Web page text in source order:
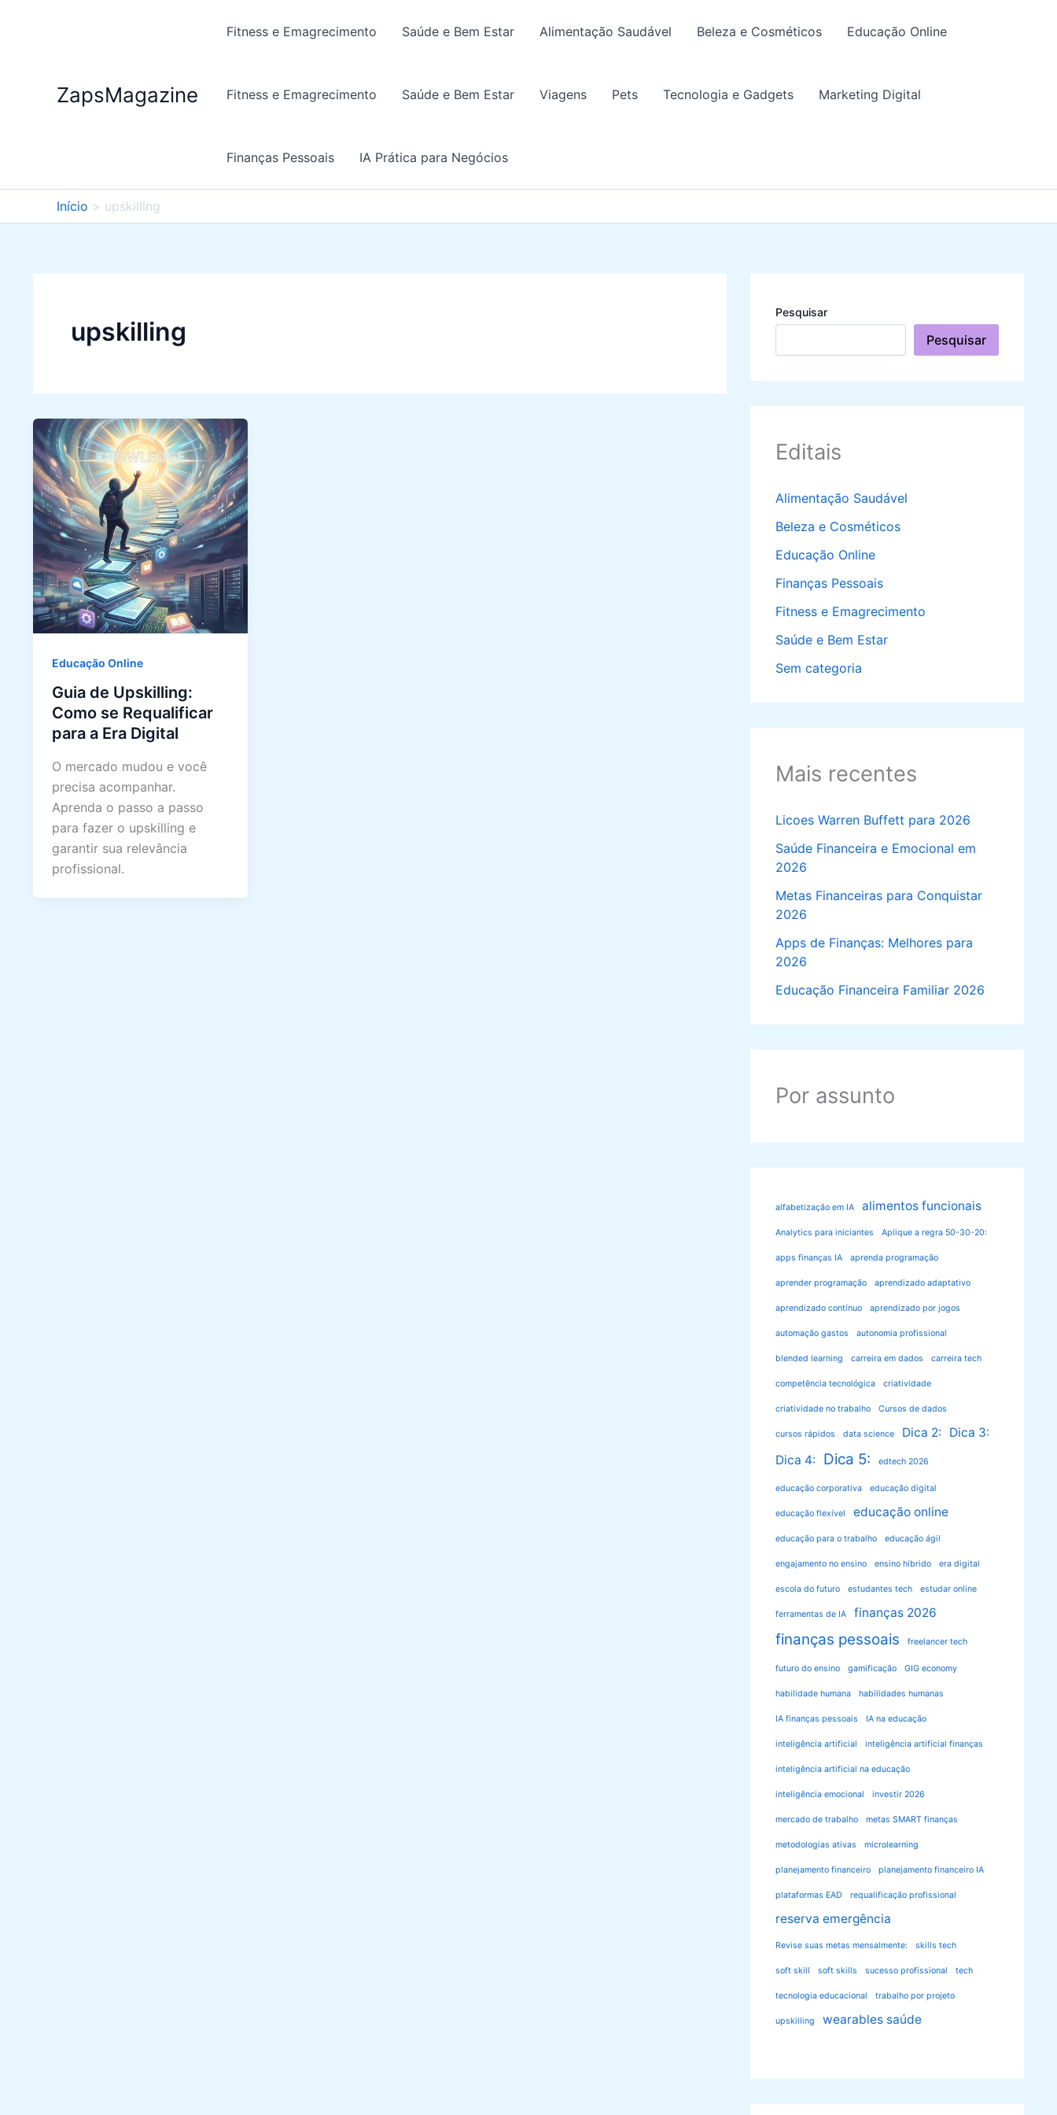
ZapsMagazine
Fitness e Emagrecimento Saúde e Bem Estar Alimentação Saudável Beleza e Cosméticos Educação Online
Fitness e Emagrecimento Saúde e Bem Estar Viagens Pets Tecnologia e Gadgets Marketing Digital
Finanças Pessoais IA Prática para Negócios
Início upskilling
upskilling
Educação Online
Guia de Upskilling:
Como se Requalificar
para a Era Digital
O mercado mudou e você
precisa acompanhar.
Aprenda o passo a passo
para fazer o upskilling e
garantir sua relevância
profissional.
Pesquisar
Pesquisar
Editais
Alimentação Saudável
Beleza e Cosméticos
Educação Online
Finanças Pessoais
Fitness e Emagrecimento
Saúde e Bem Estar
Sem categoria
Mais recentes
Licoes Warren Buffett para 2026
Saúde Financeira e Emocional em
2026
Metas Financeiras para Conquistar
2026
Apps de Finanças: Melhores para
2026
Educação Financeira Familiar 2026
Por assunto
alfabetização em IA alimentos funcionais
Analytics para iniciantes Aplique a regra 50-30-20:
apps finanças IA aprenda programação
aprender programação aprendizado adaptativo
aprendizado contínuo aprendizado por jogos
automação gastos autonomia profissional
blended learning carreira em dados carreira tech
competência tecnológica criatividade
criatividade no trabalho Cursos de dados
cursos rápidos data science Dica 2:
Dica 3:
Dica 4:
Dica 5: edtech 2026
educação corporativa educação digital
educação flexível educação online
educação para o trabalho educação ágil
engajamento no ensino ensino híbrido era digital
escola do futuro estudantes tech estudar online
ferramentas de IA finanças 2026
finanças pessoais freelancer tech
futuro do ensino gamificação GIG economy
habilidade humana habilidades humanas
IA finanças pessoais IA na educação
inteligência artificial inteligência artificial finanças
inteligência artificial na educação
inteligência emocional investir 2026
mercado de trabalho metas SMART finanças
metodologias ativas microlearning
planejamento financeiro planejamento financeiro IA
plataformas EAD requalificação profissional
reserva emergência
Revise suas metas mensalmente: skills tech
soft skill soft skills sucesso profissional tech
tecnologia educacional trabalho por projeto
upskilling wearables saúde